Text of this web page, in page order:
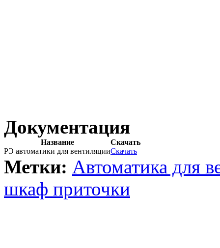
Документация
Название
Скачать
РЭ автоматики для вентиляцииСкачать
Метки: Автоматика для
шкаф приточки